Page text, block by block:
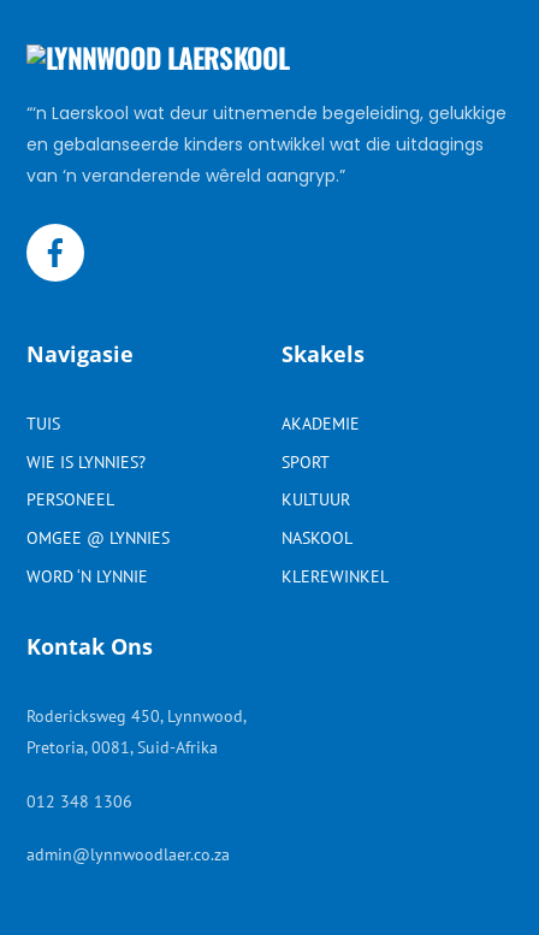
“‘n Laerskool wat deur uitnemende begeleiding, gelukkige
en gebalanseerde kinders ontwikkel wat die uitdagings
van ‘n veranderende wêreld aangryp.”
Navigasie
TUIS
WIE IS LYNNIES?
PERSONEEL
OMGEE @ LYNNIES
WORD ‘N LYNNIE
Skakels
AKADEMIE
SPORT
KULTUUR
NASKOOL
KLEREWINKEL
Kontak Ons
Rodericksweg 450, Lynnwood,
Pretoria, 0081, Suid-Afrika
012 348 1306
admin@lynnwoodlaer.co.za